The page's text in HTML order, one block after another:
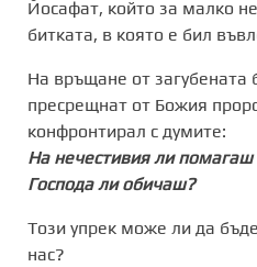
Йосафат, който за малко
битката, в която е бил
На връщане от загубената
пресрещнат от Божия
конфронтирал с думите:
На нечестивия ли помагаш
Господа ли обичаш?
Този упрек може ли да
нас?